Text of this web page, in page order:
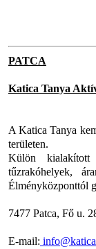
PATCA
Katica Tanya
A Katica Tanya
területen.
Külön
tűzrakóhelyek,
Élményközponttól
7477 Patca, Fő u.
E-mail: